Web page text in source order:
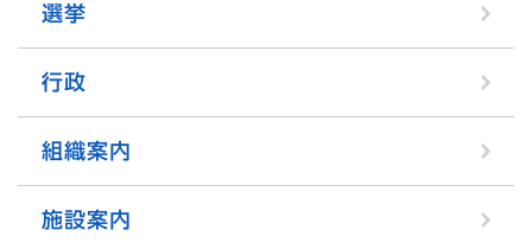
選挙
行政
組織案内
施設案内